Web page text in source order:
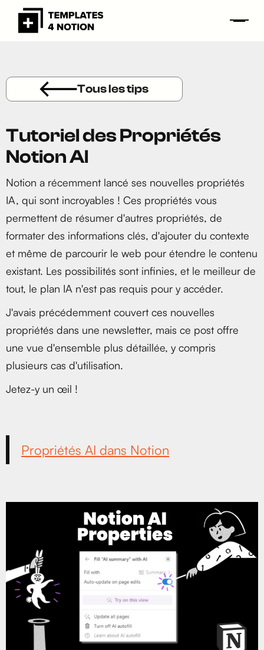
Tous les tips
Tutoriel des Propriétés
Notion AI
Notion a récemment lancé ses nouvelles propriétés
IA, qui sont incroyables ! Ces propriétés vous
permettent de résumer d'autres propriétés, de
formater des informations clés, d'ajouter du contexte
et même de parcourir le web pour étendre le contenu
existant. Les possibilités sont infinies, et le meilleur de
tout, le plan IA n'est pas requis pour y accéder.
J'avais précédemment couvert ces nouvelles
propriétés dans une newsletter, mais ce post offre
une vue d'ensemble plus détaillée, y compris
plusieurs cas d'utilisation.
Jetez-y un œil !
Propriétés AI dans Notion